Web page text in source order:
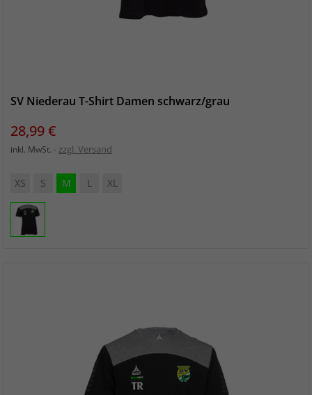
SV Niederau T-Shirt Damen schwarz/grau
Preis
28,99 €
inkl. MwSt. zzgl. Versand
XS S M L XL